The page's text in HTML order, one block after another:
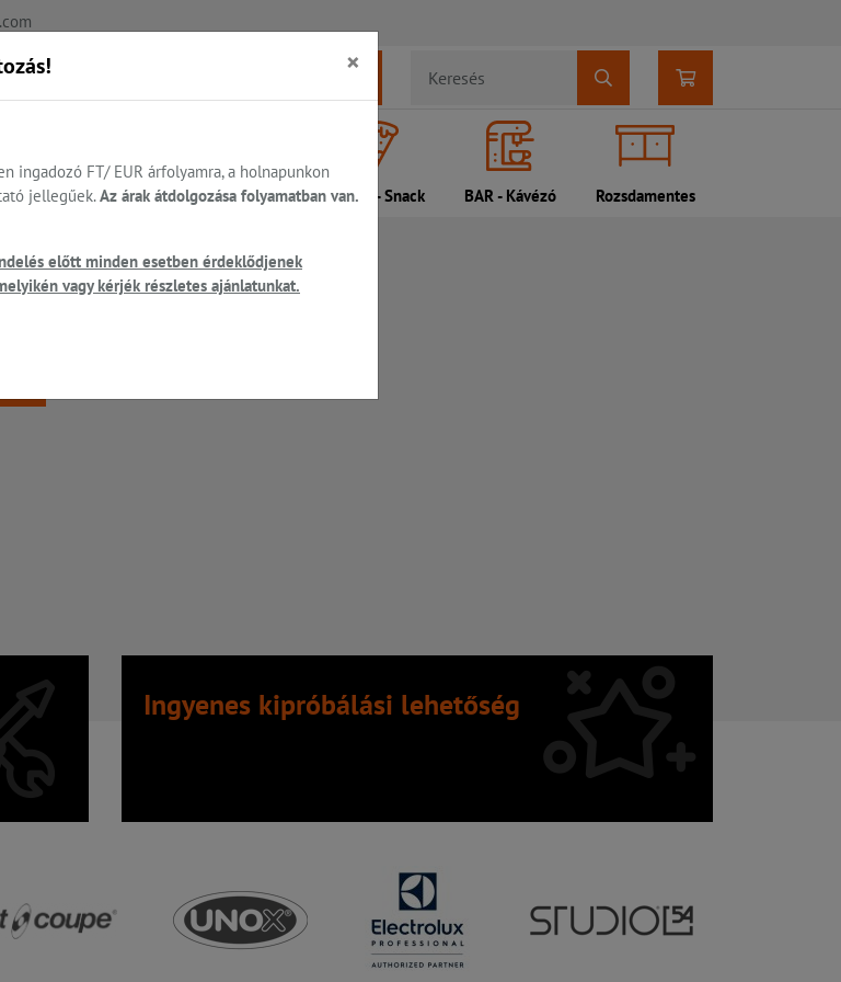
Cukrászat... Mosogatás HENDI - Snack BAR - Kávézó Rozsdamentes
Ingyenes kipróbálási lehetőség
×
ingadozó FT/ EUR árfolyamra, a holnapunkon
jellegűek. Az árak átdolgozása folyamatban van.
előtt minden esetben érdeklődjenek
vagy kérjék részletes ajánlatunkat.